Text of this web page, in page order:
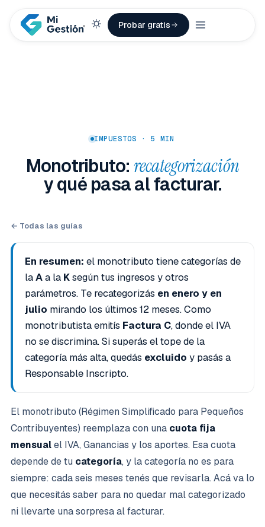
Probar gratis
IMPUESTOS · 5 MIN
Monotributo: recategorización
y qué pasa al facturar.
← Todas las guías
En resumen: el monotributo tiene categorías de
laAa la Ksegún tus ingresos y otros
parámetros. Te recategorizás en enero y en
julio mirando los últimos 12 meses. Como
monotributista emitís Factura C, donde el IVA
no se discrimina. Si superás el tope de la
categoría más alta, quedás excluido y pasás a
Responsable Inscripto.
El monotributo (Régimen Simplificado para Pequeños
Contribuyentes) reemplaza con una cuota fija
mensualel IVA, Ganancias y los aportes. Esa cuota
depende de tu categoría, y la categoría no es para
siempre: cada seis meses tenés que revisarla. Acá va lo
que necesitás saber para no quedar mal categorizado
ni llevarte una sorpresa al facturar.